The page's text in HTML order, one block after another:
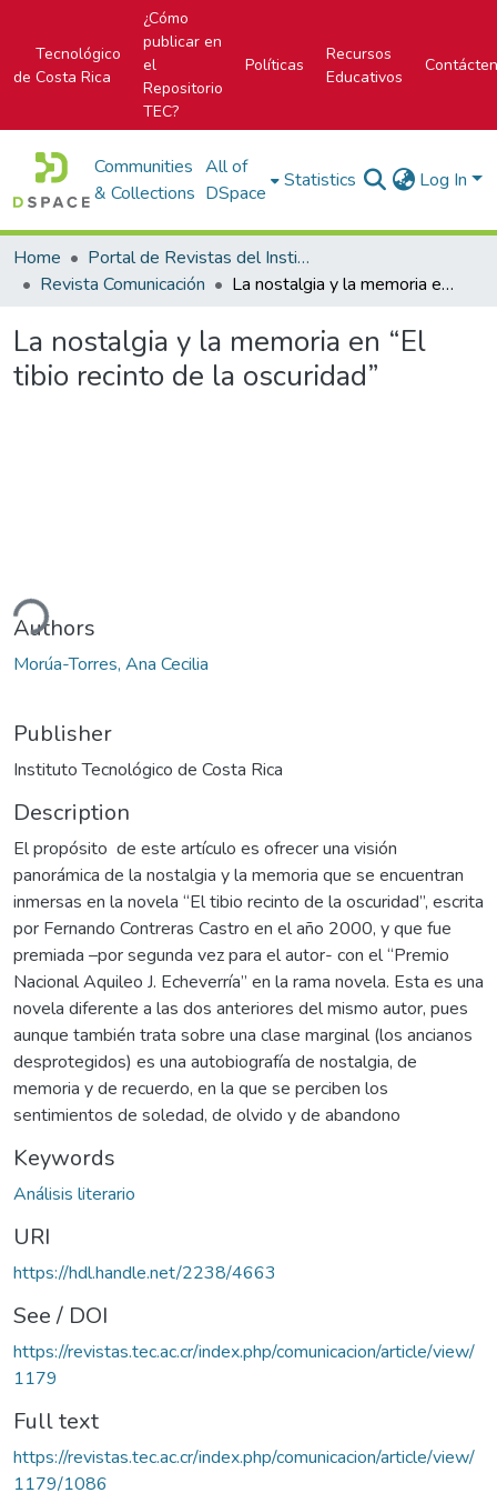
Tecnológico
de Costa Rica
¿Cómo
publicar en
el
Repositorio
TEC?
Políticas
Recursos
Educativos
Communities
& Collections
All of
DSpace
Statistics Log In
Home
Portal de Revistas del Instituto Tecnológico de Costa Rica
Revista Comunicación
La nostalgia y la memoria en “El tibio recinto de la oscuridad”
La nostalgia y la memoria en “El
tibio recinto de la oscuridad”
Authors
Morúa-Torres, Ana Cecilia
Publisher
Instituto Tecnológico de Costa Rica
Description
El propósito de este artículo es ofrecer una visión
panorámica de la nostalgia y la memoria que se encuentran
inmersas en la novela “El tibio recinto de la oscuridad”, escrita
por Fernando Contreras Castro en el año 2000, y que fue
premiada –por segunda vez para el autor- con el “Premio
Nacional Aquileo J. Echeverría” en la rama novela. Esta es una
novela diferente a las dos anteriores del mismo autor, pues
aunque también trata sobre una clase marginal (los ancianos
desprotegidos) es una autobiografía de nostalgia, de
memoria y de recuerdo, en la que se perciben los
sentimientos de soledad, de olvido y de abandono
Keywords
Análisis literario
URI
https://hdl.handle.net/2238/4663
See / DOI
https://revistas.tec.ac.cr/index.php/comunicacion/article/view/
1179
Full text
https://revistas.tec.ac.cr/index.php/comunicacion/article/view/
1179/1086